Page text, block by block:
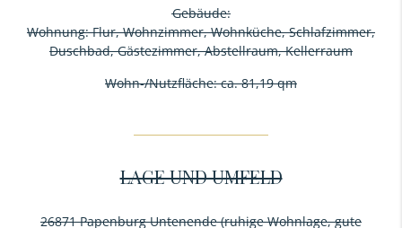
Gebäude:
Wohnung: Flur, Wohnzimmer, Wohnküche, Schlafzimmer,
Duschbad, Gästezimmer, Abstellraum, Kellerraum
Wohn-/Nutzfläche: ca. 81,19 qm
LAGE UND UMFELD
26871 Papenburg Untenende (ruhige Wohnlage, gute